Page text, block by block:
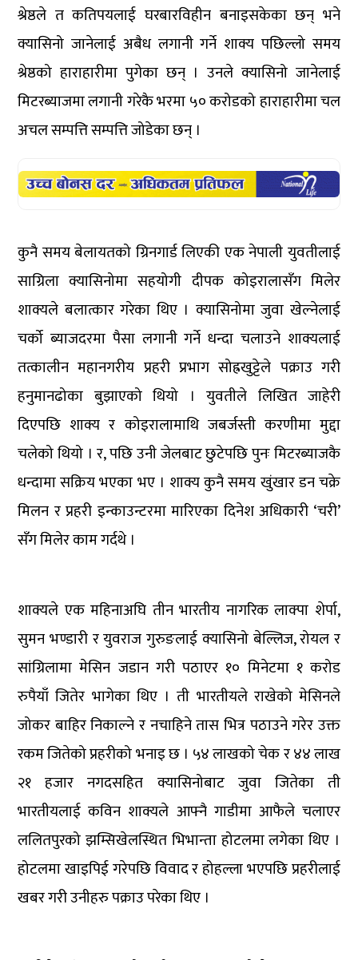
श्रेष्ठले त कतिपयलाई घरबारविहीन बनाइसकेका छन् भने
क्यासिनो जानेलाई अबैध लगानी गर्ने शाक्य पछिल्लो समय
श्रेष्ठको हाराहारीमा पुगेका छन् । उनले क्यासिनो जानेलाई
मिटरब्याजमा लगानी गरेकै भरमा ५० करोडको हाराहारीमा चल
अचल सम्पत्ति सम्पत्ति जोडेका छन् ।
कुनै समय बेलायतको ग्रिनगार्ड लिएकी एक नेपाली युवतीलाई
साग्रिला क्यासिनोमा सहयोगी दीपक कोइरालासँग मिलेर
शाक्यले बलात्कार गरेका थिए । क्यासिनोमा जुवा खेल्नेलाई
चर्को ब्याजदरमा पैसा लगानी गर्ने धन्दा चलाउने शाक्यलाई
तत्कालीन महानगरीय प्रहरी प्रभाग सोह्रखुट्टेले पक्राउ गरी
हनुमानढोका बुझाएको थियो । युवतीले लिखित जाहेरी
दिएपछि शाक्य र कोइरालामाथि जबर्जस्ती करणीमा मुद्दा
चलेको थियो । र, पछि उनी जेलबाट छुटेपछि पुनः मिटरब्याजकै
धन्दामा सक्रिय भएका भए । शाक्य कुनै समय खुंखार डन चक्रे
मिलन र प्रहरी इन्काउन्टरमा मारिएका दिनेश अधिकारी ‘चरी’
सँग मिलेर काम गर्दथे ।
शाक्यले एक महिनाअघि तीन भारतीय नागरिक लाक्पा शेर्पा,
सुमन भण्डारी र युवराज गुरुङलाई क्यासिनो बेल्लिज, रोयल र
सांग्रिलामा मेसिन जडान गरी पठाएर १० मिनेटमा १ करोड
रुपैयाँ जितेर भागेका थिए । ती भारतीयले राखेको मेसिनले
जोकर बाहिर निकाल्ने र नचाहिने तास भित्र पठाउने गरेर उक्त
रकम जितेको प्रहरीको भनाइ छ । ५४ लाखको चेक र ४४ लाख
२१ हजार नगदसहित क्यासिनोबाट जुवा जितेका ती
भारतीयलाई कविन शाक्यले आफ्नै गाडीमा आफैले चलाएर
ललितपुरको झम्सिखेलस्थित भिभान्ता होटलमा लगेका थिए ।
होटलमा खाइपिई गरेपछि विवाद र होहल्ला भएपछि प्रहरीलाई
खबर गरी उनीहरु पक्राउ परेका थिए ।